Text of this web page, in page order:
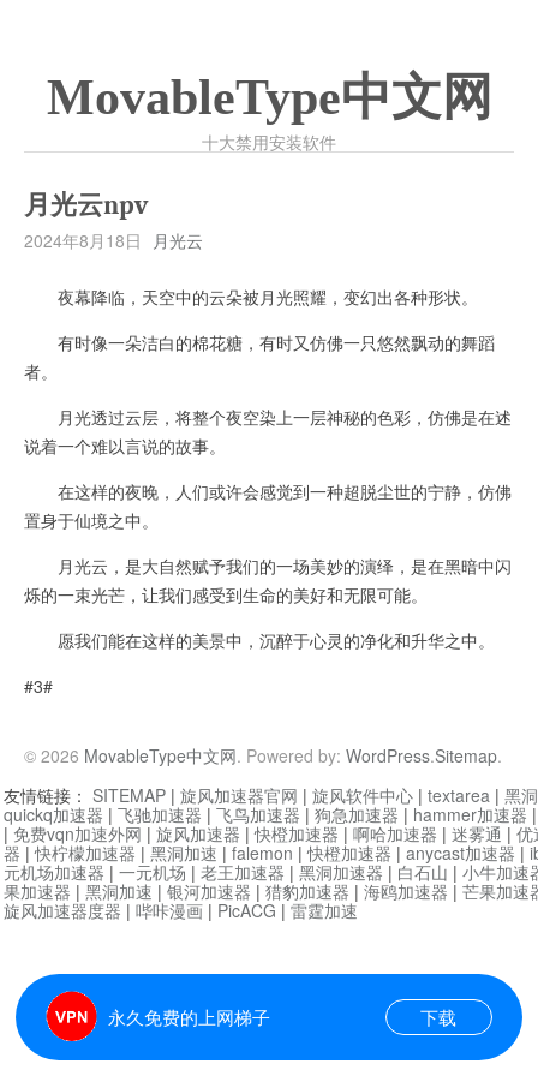
MovableType中文网
十大禁用安装软件
月光云npv
2024年8月18日 月光云
夜幕降临，天空中的云朵被月光照耀，变幻出各种形状。
有时像一朵洁白的棉花糖，有时又仿佛一只悠然飘动的舞蹈
者。
月光透过云层，将整个夜空染上一层神秘的色彩，仿佛是在述
说着一个难以言说的故事。
在这样的夜晚，人们或许会感觉到一种超脱尘世的宁静，仿佛
置身于仙境之中。
月光云，是大自然赋予我们的一场美妙的演绎，是在黑暗中闪
烁的一束光芒，让我们感受到生命的美好和无限可能。
愿我们能在这样的美景中，沉醉于心灵的净化和升华之中。
#3#
© 2026 MovableType中文网. Powered by: WordPress.Sitemap.
永久免费的上网梯子 下载
友情链接： SITEMAP | 旋风加速器官网 | 旋风软件中心 | textarea | 黑
quickq加速器 | 飞驰加速器 | 飞鸟加速器 | 狗急加速器 | hammer加速器
| 免费vqn加速外网 | 旋风加速器 |快橙加速器 | 啊哈加速器 | 迷雾通 | 优
器 |快柠檬加速器 | 黑洞加速 | falemon |快橙加速器 | anycast加速器 |
元机场加速器 | 一元机场 | 老王加速器 | 黑洞加速器 | 白石山 | 小牛加速
果加速器 | 黑洞加速 | 银河加速器 | 猎豹加速器 | 海鸥加速器 | 芒果加速
旋风加速器度器 | 哔咔漫画 | PicACG | 雷霆加速